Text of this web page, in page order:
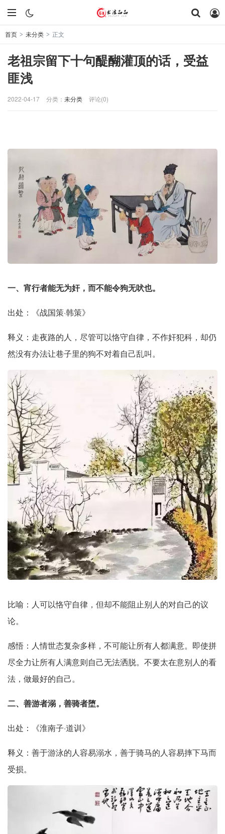
首页 > 未分类 > 正文
老祖宗留下十句醍醐灌顶的话，受益
匪浅
2022-04-17 分类： 未分类 评论(0)
一、宵行者能无为奸，而不能令狗无吠也。
出处：《战国策·韩策》
释义：走夜路的人，尽管可以恪守自律，不作奸犯科，却仍
然没有办法让巷子里的狗不对着自己乱叫。
比喻：人可以恪守自律，但却不能阻止别人的对自己的议
论。
感悟：人情世态复杂多样，不可能让所有人都满意。即使拼
尽全力让所有人满意则自己无法洒脱。不要太在意别人的看
法，做最好的自己。
二、善游者溺，善骑者堕。
出处：《淮南子·道训》
释义：善于游泳的人容易溺水，善于骑马的人容易摔下马而
受损。